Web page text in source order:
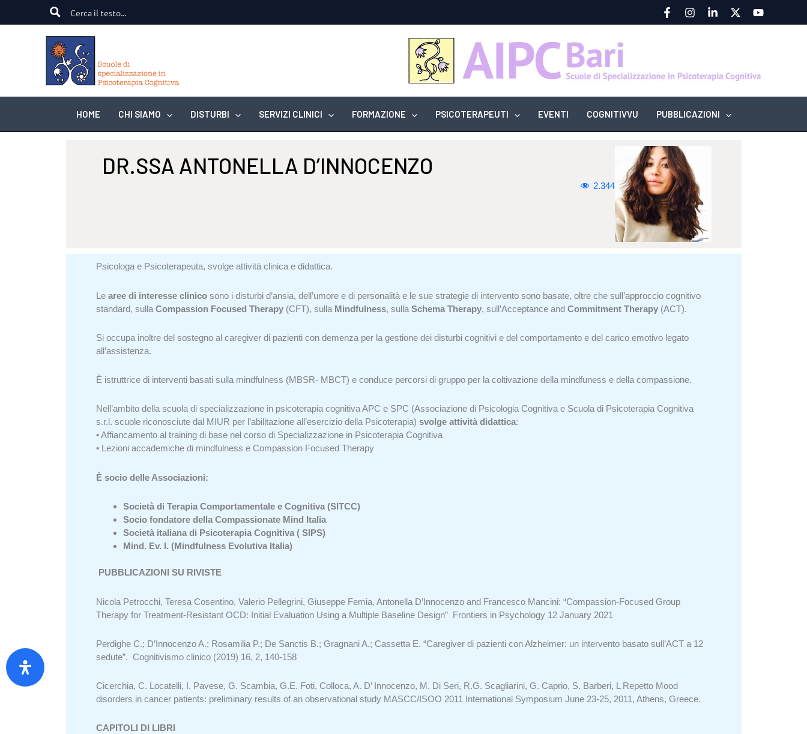
HOME CHI SIAMO DISTURBI SERVIZI CLINICI FORMAZIONE PSICOTERAPEUTI EVENTI COGNITIVVU PUBBLICAZIONI
DR.SSA ANTONELLA D’INNOCENZO
2.344
Psicologa e Psicoterapeuta, svolge attività clinica e didattica.
Le aree di interesse clinicosono i disturbi d’ansia, dell’umore e di personalità e le sue strategie di intervento sono basate, oltre che sull’approccio cognitivo
standard, sulla Compassion Focused Therapy(CFT), sulla Mindfulness, sulla Schema Therapy, sull’Acceptance and Commitment Therapy(ACT).
Si occupa inoltre del sostegno al caregiver di pazienti con demenza per la gestione dei disturbi cognitivi e del comportamento e del carico emotivo legato
all’assistenza.
È istruttrice di interventi basati sulla mindfulness (MBSR- MBCT) e conduce percorsi di gruppo per la coltivazione della mindfuness e della compassione.
Nell’ambito della scuola di specializzazione in psicoterapia cognitiva APC e SPC (Associazione di Psicologia Cognitiva e Scuola di Psicoterapia Cognitiva
s.r.l. scuole riconosciute dal MIUR per l’abilitazione all’esercizio della Psicoterapia) svolge attività didattica:
• Affiancamento al training di base nel corso di Specializzazione in Psicoterapia Cognitiva
• Lezioni accademiche di mindfulness e Compassion Focused Therapy
È socio delle Associazioni:
Società di Terapia Comportamentale e Cognitiva (SITCC)
Socio fondatore della Compassionate Mind Italia
Società italiana di Psicoterapia Cognitiva ( SIPS)
Mind. Ev. I. (Mindfulness Evolutiva Italia)
PUBBLICAZIONI SU RIVISTE
Nicola Petrocchi, Teresa Cosentino, Valerio Pellegrini, Giuseppe Femia, Antonella D’Innocenzo and Francesco Mancini: “Compassion-Focused Group
Therapy for Treatment-Resistant OCD: Initial Evaluation Using a Multiple Baseline Design” Frontiers in Psychology 12 January 2021
Perdighe C.; D’Innocenzo A.; Rosamilia P.; De Sanctis B.; Gragnani A.; Cassetta E. “Caregiver di pazienti con Alzheimer: un intervento basato sull’ACT a 12
sedute”. Cognitivismo clinico (2019) 16, 2, 140-158
Cicerchia, C. Locatelli, I. Pavese, G. Scambia, G.E. Foti, Colloca, A. D’ Innocenzo, M. Di Seri, R.G. Scagliarini, G. Caprio, S. Barberi, L Repetto Mood
disorders in cancer patients: preliminary results of an observational study MASCC/ISOO 2011 International Symposium June 23-25, 2011, Athens, Greece.
CAPITOLI DI LIBRI